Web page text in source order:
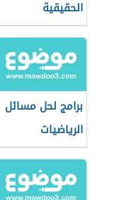
الحقيقية
برامج لحل مسائل
الرياضيات